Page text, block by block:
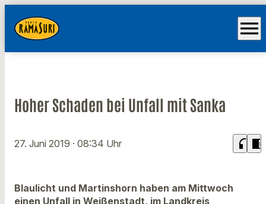
menu
Hoher Schaden bei Unfall mit Sanka
27. Juni 2019 · 08:34 Uhr headphones chrome_reader_mode
Blaulicht und Martinshorn haben am Mittwoch
einen Unfall in Weißenstadt, im Landkreis